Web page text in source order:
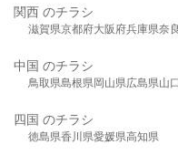
関西 のチラシ
滋賀県京都府大阪府兵庫県奈
中国 のチラシ
鳥取県島根県岡山県広島県山
四国 のチラシ
徳島県香川県愛媛県高知県